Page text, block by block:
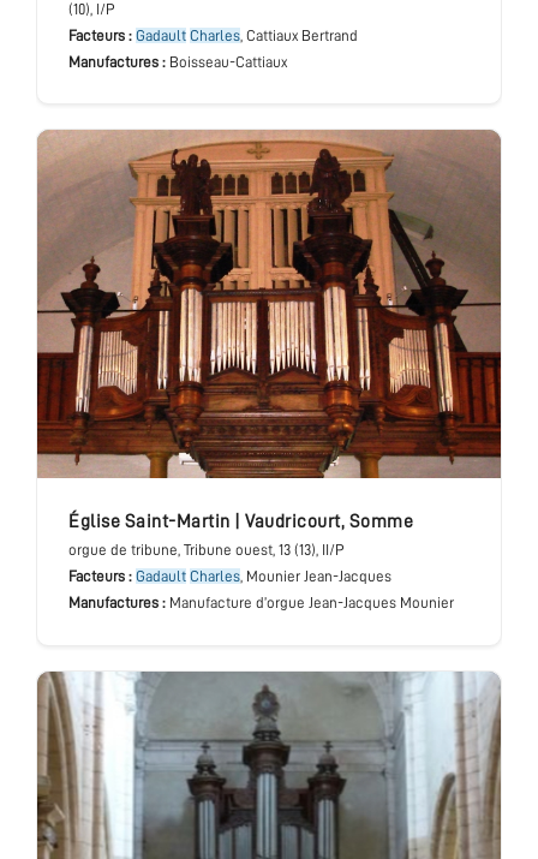
(10), I/P
Facteurs : Gadault Charles, Cattiaux Bertrand
Manufactures : Boisseau-Cattiaux
église Saint-Martin Vaudricourt, Somme
orgue de tribune, Tribune ouest, 13 (13), II/P
Facteurs : Gadault Charles, Mounier Jean-Jacques
Manufactures : Manufacture d’orgue Jean-Jacques Mounier